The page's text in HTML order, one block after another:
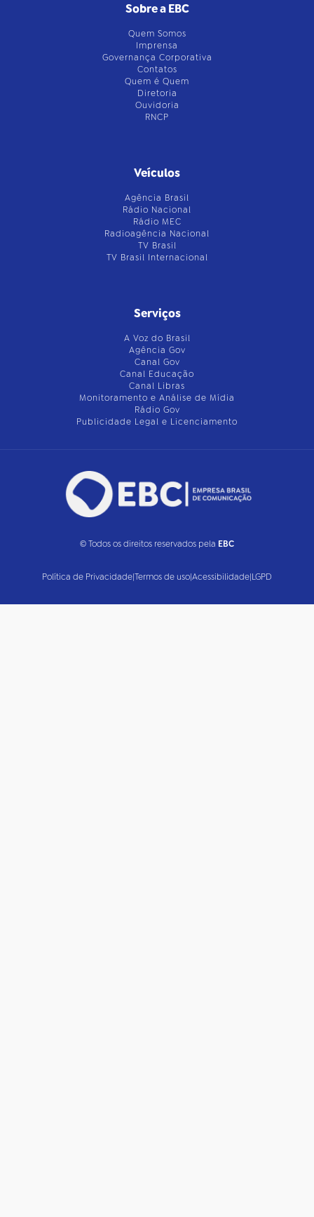
Sobre a EBC
Quem Somos
Imprensa
Governança Corporativa
Contatos
Quem é Quem
Diretoria
Ouvidoria
RNCP
Veículos
Agência Brasil
Rádio Nacional
Rádio MEC
Radioagência Nacional
TV Brasil
TV Brasil Internacional
Serviços
A Voz do Brasil
Agência Gov
Canal Gov
Canal Educação
Canal Libras
Monitoramento e Análise de Mídia
Rádio Gov
Publicidade Legal e Licenciamento
© Todos os direitos reservados pela EBC
Política de Privacidade|Termos de uso|Acessibilidade|LGPD